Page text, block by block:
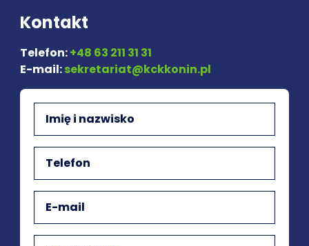
Kontakt
Telefon:+48 63 211 31 31
E-mail:sekretariat@kckkonin.pl